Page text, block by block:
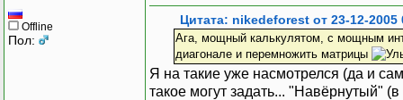
Offline
Пол:
Цитата: nikedeforest от 23-12-2005
Ага, мощный калькулятом, с мощным
диагонале и перемножить матрицы
Я на такие уже насмотрелся (да и
такое могут задать... "Навёрнутый"